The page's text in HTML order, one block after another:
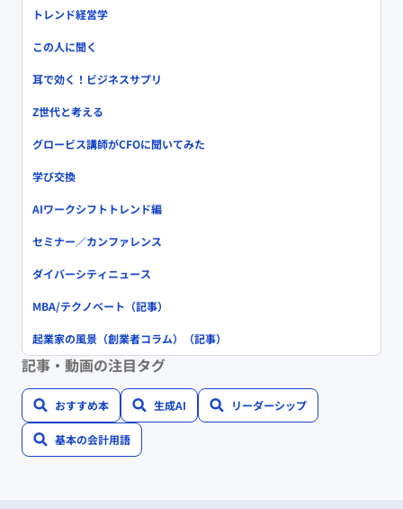
トレンド経営学
この人に聞く
耳で効く！ビジネスサプリ
Z世代と考える
グロービス講師がCFOに聞いてみた
学び交換
AIワークシフトトレンド編
セミナー／カンファレンス
ダイバーシティニュース
MBA/テクノベート（記事）
起業家の風景（創業者コラム）（記事）
記事・動画の注目タグ
おすすめ本 生成AI リーダーシップ
基本の会計用語